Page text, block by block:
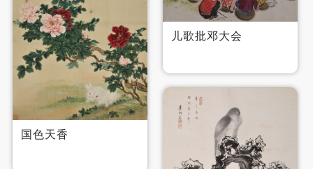
儿歌批邓大会
国色天香